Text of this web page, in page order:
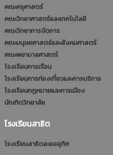
คณะครุศาสตร์
คณะวิทยาศาสตร์และเทคโนโลยี
คณะวิทยาการจัดการ
คณะมนุษยศาสตร์และสังคมศาสตร์
คณะพยาบาลศาสตร์
โรงเรียนการเรือน
โรงเรียนการท่องเที่ยวและการบริการ
โรงเรียนกฎหมายและการเมือง
บัณฑิตวิทยาลัย
โรงเรียนสาธิต
โรงเรียนสาธิตละอออุทิศ